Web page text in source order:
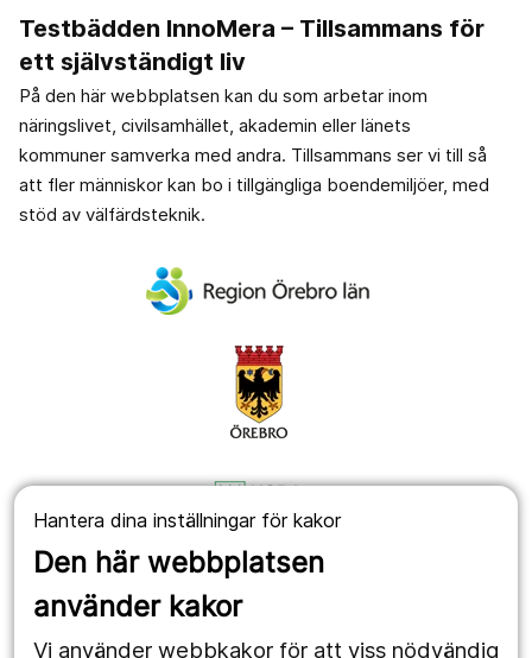
Hantera dina inställningar för kakor
Den här webbplatsen
använder kakor
Vi använder webbkakor för att viss nödvändig
Testbädden InnoMera – Tillsammans för
ett självständigt liv
På den här webbplatsen kan du som arbetar inom
näringslivet, civilsamhället, akademin eller länets
kommuner samverka med andra. Tillsammans ser vi till så
att fler människor kan bo i tillgängliga boendemiljöer, med
stöd av välfärdsteknik.